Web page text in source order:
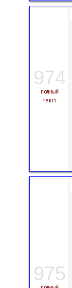
974
полный
текст
975